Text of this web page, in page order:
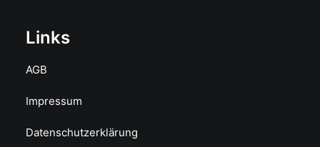
Links
AGB
Impressum
Datenschutzerklärung